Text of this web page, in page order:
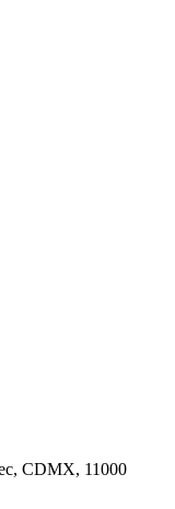
CDMX, 11000